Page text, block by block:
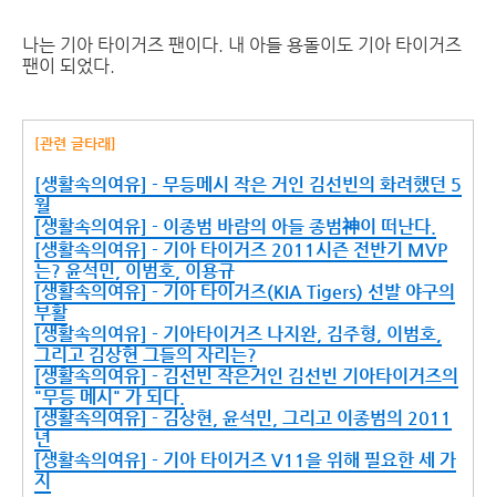
나는 기아 타이거즈 팬이다. 내 아들 용돌이도 기아 타이거즈
팬이 되었다.
[관련 글타래]
[생활속의여유] - 무등메시 작은 거인 김선빈의 화려했던 5
월
[생활속의여유] - 이종범 바람의 아들 종범神이 떠난다.
[생활속의여유] - 기아 타이거즈 2011시즌 전반기 MVP
는? 윤석민, 이범호, 이용규
[생활속의여유] - 기아 타이거즈(KIA Tigers) 선발 야구의
부활
[생활속의여유] - 기아타이거즈 나지완, 김주형, 이범호,
그리고 김상현 그들의 자리는?
[생활속의여유] - 김선빈 작은거인 김선빈 기아타이거즈의
"무등 메시" 가 되다.
[생활속의여유] - 김상현, 윤석민, 그리고 이종범의 2011
년
[생활속의여유] - 기아 타이거즈 V11을 위해 필요한 세 가
지